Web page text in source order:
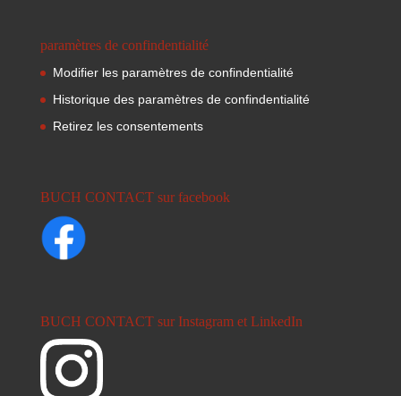
paramètres de confindentialité
Modifier les paramètres de confindentialité
Historique des paramètres de confindentialité
Retirez les consentements
BUCH CONTACT sur facebook
BUCH CONTACT sur Instagram et LinkedIn